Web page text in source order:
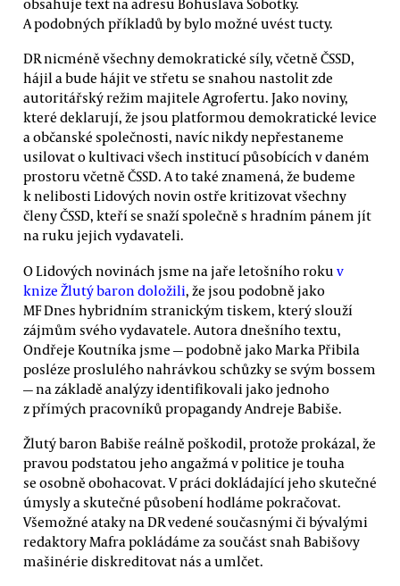
A podobných příkladů by bylo možné uvést tucty.
DR nicméně všechny demokratické síly, včetně ČSSD,
hájil a bude hájit ve střetu se snahou nastolit zde
autoritářský režim majitele Agrofertu. Jako noviny,
které deklarují, že jsou platformou demokratické levice
a občanské společnosti, navíc nikdy nepřestaneme
usilovat o kultivaci všech institucí působících v daném
prostoru včetně ČSSD. A to také znamená, že budeme
k nelibosti Lidových novin ostře kritizovat všechny
členy ČSSD, kteří se snaží společně s hradním pánem jít
na ruku jejich vydavateli.
O Lidových novinách jsme na jaře letošního roku v
knize Žlutý baron doložili, že jsou podobně jako
MF Dnes hybridním stranickým tiskem, který slouží
zájmům svého vydavatele. Autora dnešního textu,
Ondřeje Koutníka jsme — podobně jako Marka Přibila
posléze proslulého nahrávkou schůzky se svým bossem
— na základě analýzy identifikovali jako jednoho
z přímých pracovníků propagandy Andreje Babiše.
Žlutý baron Babiše reálně poškodil, protože prokázal, že
pravou podstatou jeho angažmá v politice je touha
se osobně obohacovat. V práci dokládající jeho skutečné
úmysly a skutečné působení hodláme pokračovat.
Všemožné ataky na DR vedené současnými či bývalými
redaktory Mafra pokládáme za součást snah Babišovy
mašinérie diskreditovat nás a umlčet.